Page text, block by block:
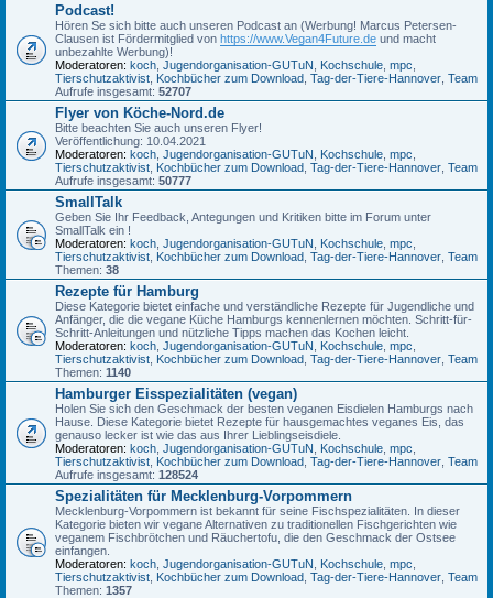
Podcast!
Hören Se sich bitte auch unseren Podcast an (Werbung! Marcus Petersen-
Clausen ist Fördermitglied von https://www.Vegan4Future.de und macht
unbezahlte Werbung)!
Moderatoren: koch Jugendorganisation-GUTuN Kochschule mpc
Tierschutzaktivist Kochbücher zum Download Tag-der-Tiere-Hannover Team
Aufrufe insgesamt: 52707
Flyer von Köche-Nord.de
Bitte beachten Sie auch unseren Flyer!
Veröffentlichung: 10.04.2021
Moderatoren: koch Jugendorganisation-GUTuN Kochschule mpc
Tierschutzaktivist Kochbücher zum Download Tag-der-Tiere-Hannover Team
Aufrufe insgesamt: 50777
SmallTalk
Geben Sie Ihr Feedback, Antegungen und Kritiken bitte im Forum unter
SmallTalk ein !
Moderatoren: koch Jugendorganisation-GUTuN Kochschule mpc
Tierschutzaktivist Kochbücher zum Download Tag-der-Tiere-Hannover Team
Themen: 38
Rezepte für Hamburg
Diese Kategorie bietet einfache und verständliche Rezepte für Jugendliche und
Anfänger, die die vegane Küche Hamburgs kennenlernen möchten. Schritt-für-
Schritt-Anleitungen und nützliche Tipps machen das Kochen leicht.
Moderatoren: koch Jugendorganisation-GUTuN Kochschule mpc
Tierschutzaktivist Kochbücher zum Download Tag-der-Tiere-Hannover Team
Themen: 1140
Hamburger Eisspezialitäten (vegan)
Holen Sie sich den Geschmack der besten veganen Eisdielen Hamburgs nach
Hause. Diese Kategorie bietet Rezepte für hausgemachtes veganes Eis, das
genauso lecker ist wie das aus Ihrer Lieblingseisdiele.
Moderatoren: koch Jugendorganisation-GUTuN Kochschule mpc
Tierschutzaktivist Kochbücher zum Download Tag-der-Tiere-Hannover Team
Aufrufe insgesamt: 128524
Spezialitäten für Mecklenburg-Vorpommern
Mecklenburg-Vorpommern ist bekannt für seine Fischspezialitäten. In dieser
Kategorie bieten wir vegane Alternativen zu traditionellen Fischgerichten wie
veganem Fischbrötchen und Räuchertofu, die den Geschmack der Ostsee
einfangen.
Moderatoren: koch Jugendorganisation-GUTuN Kochschule mpc
Tierschutzaktivist Kochbücher zum Download Tag-der-Tiere-Hannover Team
Themen: 1357